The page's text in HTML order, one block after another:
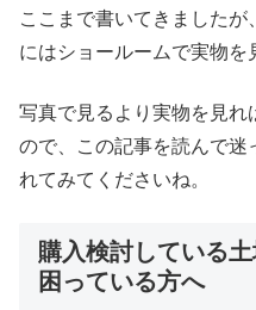
ここまで書いてきました
にはショールームで実物を
写真で見るより実物を見れ
ので、この記事を読んで迷
れてみてくださいね。
購入検討している
困っている方へ